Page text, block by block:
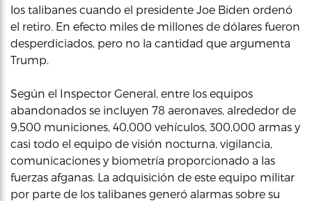
los talibanes cuando el presidente Joe Biden ordenó
el retiro. En efecto miles de millones de dólares fueron
desperdiciados, pero no la cantidad que argumenta
Trump.
Según el Inspector General, entre los equipos
abandonados se incluyen 78 aeronaves, alrededor de
9,500 municiones, 40,000 vehículos, 300,000 armas y
casi todo el equipo de visión nocturna, vigilancia,
comunicaciones y biometría proporcionado a las
fuerzas afganas. La adquisición de este equipo militar
por parte de los talibanes generó alarmas sobre su